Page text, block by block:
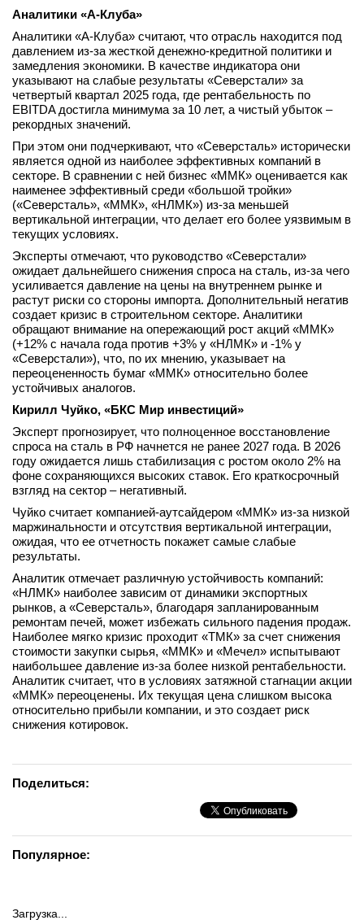
Аналитики «А-Клуба»
Аналитики «А-Клуба» считают, что отрасль находится под
давлением из-за жесткой денежно-кредитной политики и
замедления экономики. В качестве индикатора они
указывают на слабые результаты «Северстали» за
четвертый квартал 2025 года, где рентабельность по
EBITDA достигла минимума за 10 лет, а чистый убыток –
рекордных значений.
При этом они подчеркивают, что «Северсталь» исторически
является одной из наиболее эффективных компаний в
секторе. В сравнении с ней бизнес «ММК» оценивается как
наименее эффективный среди «большой тройки»
(«Северсталь», «ММК», «НЛМК») из-за меньшей
вертикальной интеграции, что делает его более уязвимым в
текущих условиях.
Эксперты отмечают, что руководство «Северстали»
ожидает дальнейшего снижения спроса на сталь, из-за чего
усиливается давление на цены на внутреннем рынке и
растут риски со стороны импорта. Дополнительный негатив
создает кризис в строительном секторе. Аналитики
обращают внимание на опережающий рост акций «ММК»
(+12% с начала года против +3% у «НЛМК» и -1% у
«Северстали»), что, по их мнению, указывает на
переоцененность бумаг «ММК» относительно более
устойчивых аналогов.
Кирилл Чуйко, «БКС Мир инвестиций»
Эксперт прогнозирует, что полноценное восстановление
спроса на сталь в РФ начнется не ранее 2027 года. В 2026
году ожидается лишь стабилизация с ростом около 2% на
фоне сохраняющихся высоких ставок. Его краткосрочный
взгляд на сектор – негативный.
Чуйко считает компанией-аутсайдером «ММК» из-за низкой
маржинальности и отсутствия вертикальной интеграции,
ожидая, что ее отчетность покажет самые слабые
результаты.
Аналитик отмечает различную устойчивость компаний:
«НЛМК» наиболее зависим от динамики экспортных
рынков, а «Северсталь», благодаря запланированным
ремонтам печей, может избежать сильного падения продаж.
Наиболее мягко кризис проходит «ТМК» за счет снижения
стоимости закупки сырья, «ММК» и «Мечел» испытывают
наибольшее давление из-за более низкой рентабельности.
Аналитик считает, что в условиях затяжной стагнации акции
«ММК» переоценены. Их текущая цена слишком высока
относительно прибыли компании, и это создает риск
снижения котировок.
Поделиться:
Популярное:
Загрузка...